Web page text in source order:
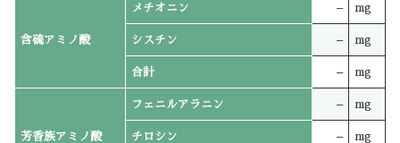
含硫アミノ酸
メチオニン – mg
シスチン – mg
合計 – mg
芳香族アミノ酸
フェニルアラニン – mg
チロシン – mg